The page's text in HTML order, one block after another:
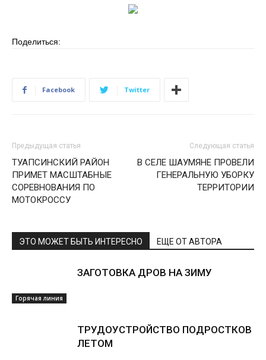
Поделиться:
Facebook Twitter
Предыдущая статья
ТУАПСИНСКИЙ РАЙОН
ПРИМЕТ МАСШТАБНЫЕ
СОРЕВНОВАНИЯ ПО
МОТОКРОССУ
Следующая статья
В СЕЛЕ ШАУМЯНЕ ПРОВЕЛИ
ГЕНЕРАЛЬНУЮ УБОРКУ
ТЕРРИТОРИИ
ЭТО МОЖЕТ БЫТЬ ИНТЕРЕСНО ЕЩЕ ОТ АВТОРА
Горячая линия
ЗАГОТОВКА ДРОВ НА ЗИМУ
ТРУДОУСТРОЙСТВО ПОДРОСТКОВ
ЛЕТОМ